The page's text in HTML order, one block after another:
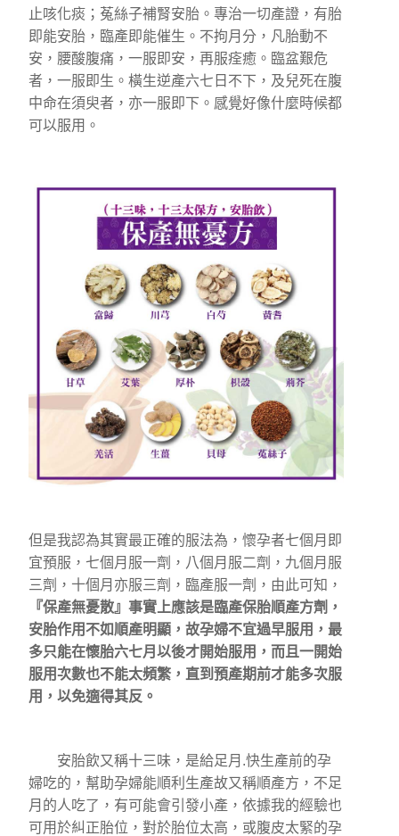
止咳化痰；菟絲子補腎安胎。專治一切產證，有胎
即能安胎，臨產即能催生。不拘月分，凡胎動不
安，腰酸腹痛，一服即安，再服痊癒。臨盆艱危
者，一服即生。橫生逆產六七日不下，及兒死在腹
中命在須臾者，亦一服即下。感覺好像什麼時候都
可以服用。
但是我認為其實最正確的服法為，懷孕者七個月即
宜預服，七個月服一劑，八個月服二劑，九個月服
三劑，十個月亦服三劑，臨產服一劑，由此可知，
『保產無憂散』事實上應該是臨產保胎順產方劑，
安胎作用不如順產明顯，故孕婦不宜過早服用，最
多只能在懷胎六七月以後才開始服用，而且一開始
服用次數也不能太頻繁，直到預產期前才能多次服
用，以免適得其反。
安胎飲又稱十三味，是給足月.快生產前的孕
婦吃的，幫助孕婦能順利生產故又稱順產方，不足
月的人吃了，有可能會引發小產，依據我的經驗也
可用於糾正胎位，對於胎位太高，或腹皮太緊的孕